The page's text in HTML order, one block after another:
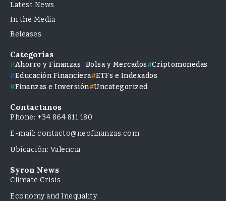
Latest News
In the Media
Releases
Categorías
Ahorro y Finanzas Bolsa y Mercados
Criptomonedas
Educación Financiera ETFs e Indexados
Finanzas e Inversión Uncategorized
Contactanos
Phone: +34 864 811 180
E-mail: contacto@neofinanzas.com
Ubicación: Valencia
Syron News
Climate Crisis
Economy and Inequality